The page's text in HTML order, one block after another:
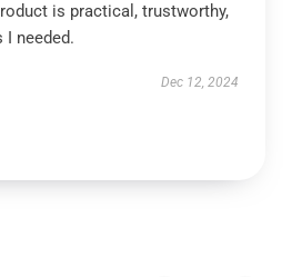
is practical, trustworthy,
I needed.
Dec 12, 2024